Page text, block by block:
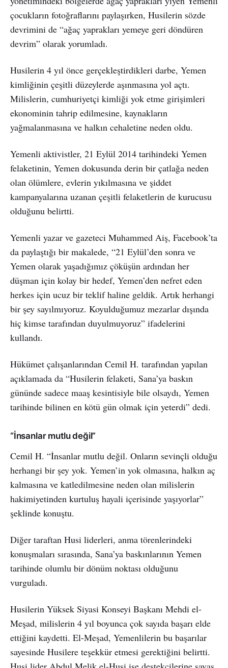
çocukların fotoğraflarını paylaşırken, Husilerin sözde
devrimini de “ağaç yaprakları yemeye geri döndüren
devrim” olarak yorumladı.
Husilerin 4 yıl önce gerçekleştirdikleri darbe, Yemen
kimliğinin çeşitli düzeylerde aşınmasına yol açtı.
Milislerin, cumhuriyetçi kimliği yok etme girişimleri
ekonominin tahrip edilmesine, kaynakların
yağmalanmasına ve halkın cehaletine neden oldu.
Yemenli aktivistler, 21 Eylül 2014 tarihindeki Yemen
felaketinin, Yemen dokusunda derin bir çatlağa neden
olan ölümlere, evlerin yıkılmasına ve şiddet
kampanyalarına uzanan çeşitli felaketlerin de kurucusu
olduğunu belirtti.
Yemenli yazar ve gazeteci Muhammed Aiş, Facebook’ta
da paylaştığı bir makalede, “21 Eylül’den sonra ve
Yemen olarak yaşadığımız çöküşün ardından her
düşman için kolay bir hedef, Yemen’den nefret eden
herkes için ucuz bir teklif haline geldik. Artık herhangi
bir şey sayılmıyoruz. Koyulduğumuz mezarlar dışında
hiç kimse tarafından duyulmuyoruz” ifadelerini
kullandı.
Hükümet çalışanlarından Cemil H. tarafından yapılan
açıklamada da “Husilerin felaketi, Sana’ya baskın
gününde sadece maaş kesintisiyle bile olsaydı, Yemen
tarihinde bilinen en kötü gün olmak için yeterdi” dedi.
“İnsanlar mutlu değil”
Cemil H. “İnsanlar mutlu değil. Onların sevinçli olduğu
herhangi bir şey yok. Yemen’in yok olmasına, halkın aç
kalmasına ve katledilmesine neden olan milislerin
hakimiyetinden kurtuluş hayali içerisinde yaşıyorlar”
şeklinde konuştu.
Diğer taraftan Husi liderleri, anma törenlerindeki
konuşmaları sırasında, Sana’ya baskınlarının Yemen
tarihinde olumlu bir dönüm noktası olduğunu
vurguladı.
Husilerin Yüksek Siyasi Konseyi Başkanı Mehdi el-
Meşad, milislerin 4 yıl boyunca çok sayıda başarı elde
ettiğini kaydetti. El-Meşad, Yemenlilerin bu başarılar
sayesinde Husilere teşekkür etmesi gerektiğini belirtti.